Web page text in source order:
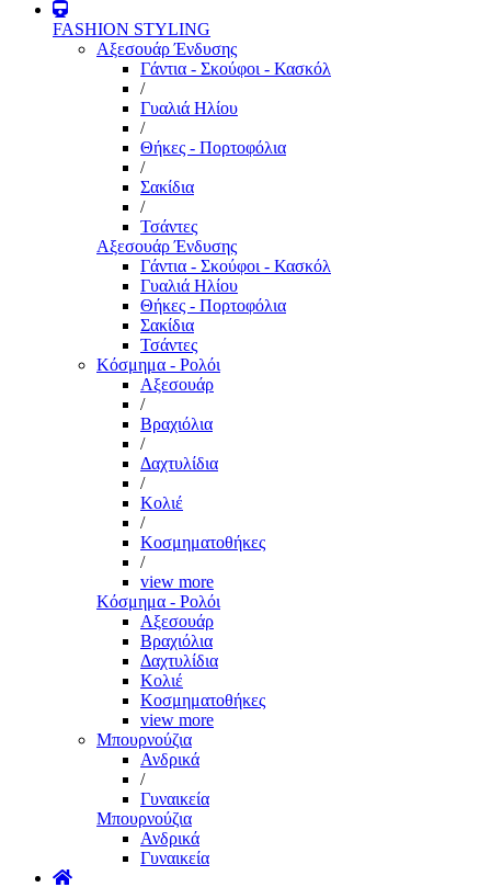
FASHION STYLING
Αξεσουάρ Ένδυσης
Γάντια - Σκούφοι - Κασκόλ
/
Γυαλιά Ηλίου
/
Θήκες - Πορτοφόλια
/
Σακίδια
/
Τσάντες
Αξεσουάρ Ένδυσης
Γάντια - Σκούφοι - Κασκόλ
Γυαλιά Ηλίου
Θήκες - Πορτοφόλια
Σακίδια
Τσάντες
Κόσμημα - Ρολόι
Αξεσουάρ
/
Βραχιόλια
/
Δαχτυλίδια
/
Κολιέ
/
Κοσμηματοθήκες
/
view more
Κόσμημα - Ρολόι
Αξεσουάρ
Βραχιόλια
Δαχτυλίδια
Κολιέ
Κοσμηματοθήκες
view more
Μπουρνούζια
Ανδρικά
/
Γυναικεία
Μπουρνούζια
Ανδρικά
Γυναικεία